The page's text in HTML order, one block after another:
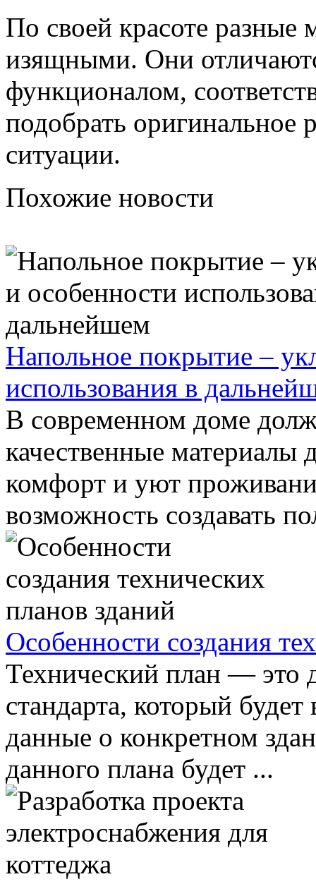
По своей красоте разные
изящными. Они
функционалом,
подобрать оригинальное
ситуации.
Похожие новости
Напольное покрытие –
использования в
В современном доме
качественные материалы
комфорт и уют
возможность создавать
Особенности создания
Технический план — это
стандарта, который
данные о конкретном
данного плана будет ...